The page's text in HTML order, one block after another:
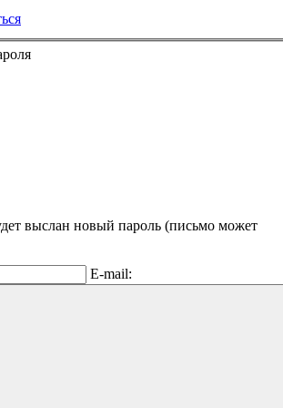
выслан новый пароль (письмо может
E-mail: